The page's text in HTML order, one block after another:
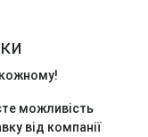
кожному!
можливість
від компанії